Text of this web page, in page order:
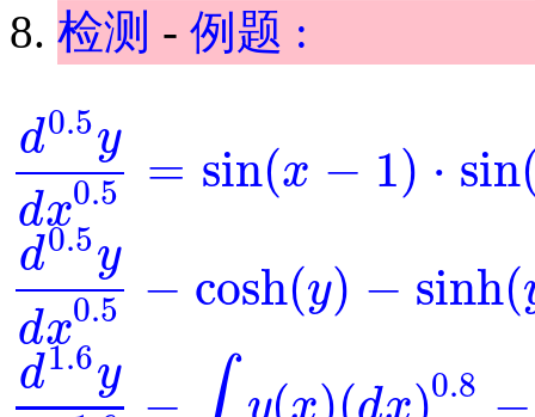
检测 - 例题 :
d0.5y
dx0.5 = sin(x − 1) ⋅ sin
d0.5ydx0.5=sin 1)⋅sin y)
d0.5y
dx0.5 − cosh(y) − sinh(
d0.5ydx0.5-cosh y)-sinh (y)=0
d1.6y
− ( )( )0.8 −